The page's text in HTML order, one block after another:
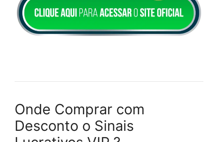
Onde Comprar com
Desconto o Sinais